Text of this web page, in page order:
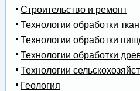
Строительство и ремонт
Технологии обработки
Технологии обработки
Технологии обработки
Технологии
Геология